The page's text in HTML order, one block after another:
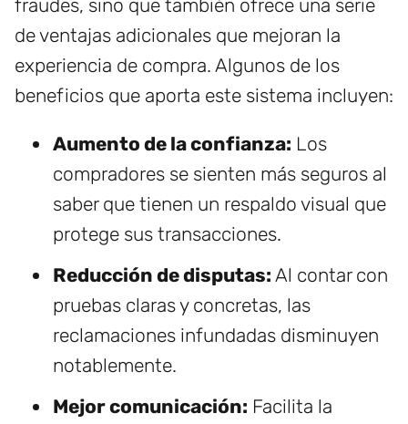
fraudes, sino que también ofrece una serie
de ventajas adicionales que mejoran la
experiencia de compra. Algunos de los
beneficios que aporta este sistema incluyen:
Aumento de la confianza: Los
compradores se sienten más seguros al
saber que tienen un respaldo visual que
protege sus transacciones.
Reducción de disputas: Al contar con
pruebas claras y concretas, las
reclamaciones infundadas disminuyen
notablemente.
Mejor comunicación: Facilita la